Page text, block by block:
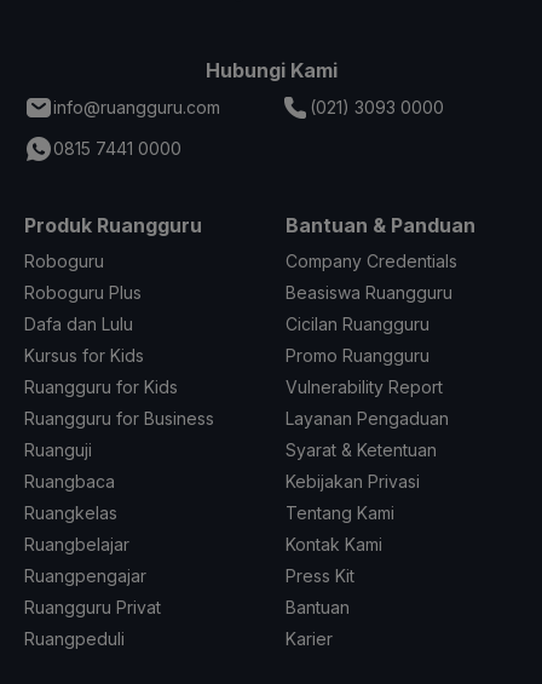
Hubungi Kami
info@ruangguru.com
(021) 3093 0000
0815 7441 0000
Produk Ruangguru
Roboguru
Roboguru Plus
Dafa dan Lulu
Kursus for Kids
Ruangguru for Kids
Ruangguru for Business
Ruanguji
Ruangbaca
Ruangkelas
Ruangbelajar
Ruangpengajar
Ruangguru Privat
Ruangpeduli
Bantuan & Panduan
Company Credentials
Beasiswa Ruangguru
Cicilan Ruangguru
Promo Ruangguru
Vulnerability Report
Layanan Pengaduan
Syarat & Ketentuan
Kebijakan Privasi
Tentang Kami
Kontak Kami
Press Kit
Bantuan
Karier